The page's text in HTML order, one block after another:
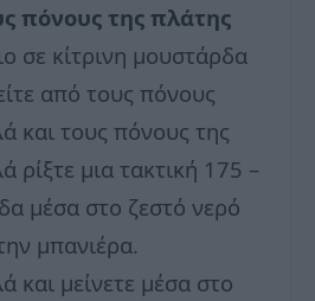
πόνους της πλάτης
σε κίτρινη μουστάρδα
από τους πόνους
και τους πόνους της
ρίξτε μια τακτική 175 –
μέσα στο ζεστό νερό
μπανιέρα.
και μείνετε μέσα στο